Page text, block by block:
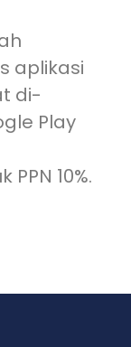
aplikasi
di-
Play
10%.